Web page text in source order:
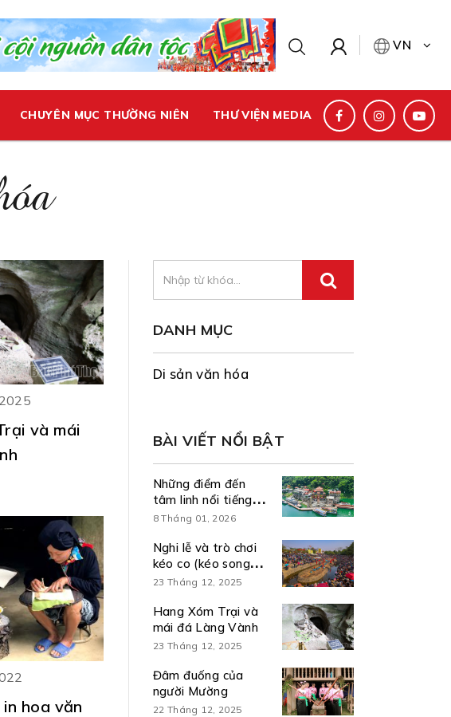
VN
CHUYÊN MỤC THƯỜNG NIÊN THƯ VIỆN MEDIA
và mái
hoa văn
DANH MỤC
Di sản văn hóa
BÀI VIẾT NỔI BẬT
Những điểm đến
tâm linh nổi tiếng
cho du khách khi về
8 Tháng 01, 2026
Nghi lễ và trò chơi
kéo co (kéo song
Hương Canh)
23 Tháng 12, 2025
Hang Xóm Trại và
mái đá Làng Vành
23 Tháng 12, 2025
Đâm đuống của
người Mường
22 Tháng 12, 2025